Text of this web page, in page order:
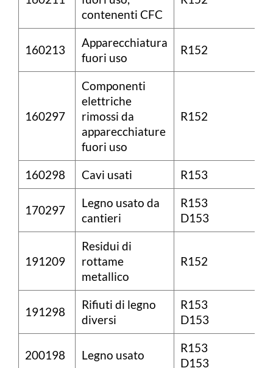
contenenti CFC
160213
Apparecchiatura
fuori uso
R152
160297
Componenti
elettriche
rimossi da
apparecchiature
fuori uso
R152
160298 Cavi usati R153
170297
Legno usato da
cantieri
R153
D153
191209
Residui di
rottame
metallico
R152
191298
Rifiuti di legno
diversi
R153
D153
200198 Legno usato
R153
D153